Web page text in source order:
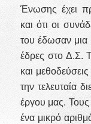
Ένωσης έχει
και ότι οι
του έδωσαν μια
έδρες στο Δ.Σ.
και
την τελευταία
έργου μας. Τους
ένα μικρό